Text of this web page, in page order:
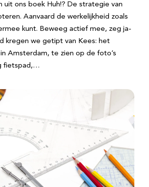
uit ons boek Huh!? De strategie van
Aanvaard de werkelijkheid zoals
kunt. Beweeg actief mee, zeg ja-
kregen we getipt van Kees: het
Amsterdam, te zien op de foto’s
fietspad,…